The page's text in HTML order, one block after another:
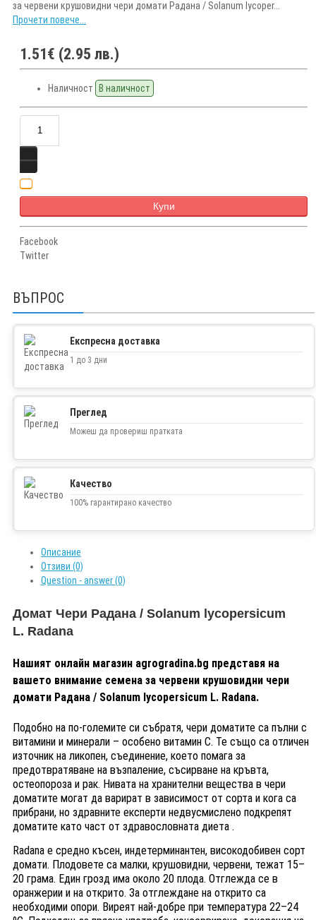
за червени крушовидни чери домати Радана / Solanum lycoper...
Прочети повече...
1.51€ (2.95 лв.)
Наличност В наличност
Купи
Facebook
Twitter
ВЪПРОС
Експресна доставка
1 до 3 дни
Преглед
Можеш да провериш пратката
Качество
100% гарантирано качество
Описание
Отзиви (0)
Question - answer (0)
Домат Чери Радана / Solanum lycopersicum
L. Radana
Нашият онлайн магазин agrogradina.bg представя на
вашето внимание семена за червени крушовидни чери
домати Радана / Solanum lycopersicum L. Radana.
Подобно на по-големите си събратя, чери доматите са пълни с
витамини и минерали – особено витамин С. Те също са отличен
източник на ликопен, съединение, което помага за
предотвратяване на възпаление, съсирване на кръвта,
остеопороза и рак. Нивата на хранителни вещества в чери
доматите могат да варират в зависимост от сорта и кога са
прибрани, но здравните експерти недвусмислено подкрепят
доматите като част от здравословната диета .
Radana е средно късен, индетерминантен, високодобивен сорт
домати. Плодовете са малки, крушовидни, червени, тежат 15–
20 грама. Един грозд има около 20 плода. Отглежда се в
оранжерии и на открито. За отглеждане на открито са
необходими опори. Виреят най-добре при температура 22–24